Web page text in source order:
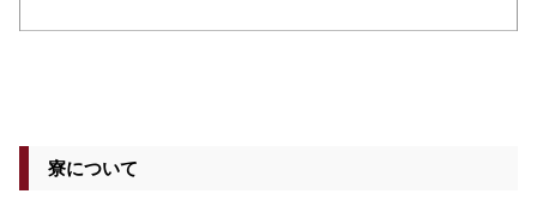
寮について